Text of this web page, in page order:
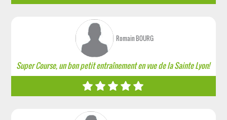
Romain BOURG
Super Course, un bon petit entraînement en vue de la Sainte Lyon!